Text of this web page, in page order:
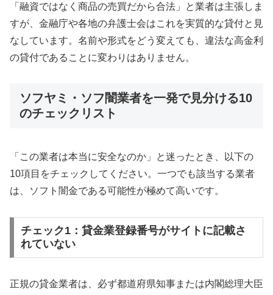
「融資ではなく商品の売買だから合法」と業者は主張しま
すが、金融庁や各地の弁護士会はこれを実質的な貸付と見
なしています。名前や形式をどう変えても、違法な高金利
の貸付であることに変わりはありません。
ソフヤミ・ソフ闇業者を一発で見分ける10
のチェックリスト
「この業者は本当に安全なのか」と迷ったとき、以下の
10項目をチェックしてください。一つでも該当する業者
は、ソフト闇金である可能性が極めて高いです。
チェック1：貸金業登録番号がサイトに記載さ
れていない
正規の貸金業者は、必ず都道府県知事または内閣総理大臣